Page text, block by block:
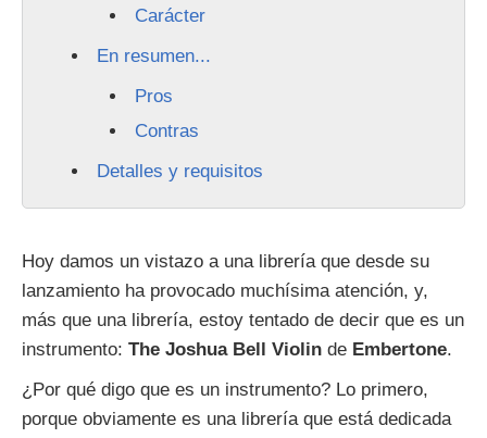
Carácter
En resumen...
Pros
Contras
Detalles y requisitos
Hoy damos un vistazo a una librería que desde su
lanzamiento ha provocado muchísima atención, y,
más que una librería, estoy tentado de decir que es un
instrumento: The Joshua Bell Violin de Embertone.
¿Por qué digo que es un instrumento? Lo primero,
porque obviamente es una librería que está dedicada